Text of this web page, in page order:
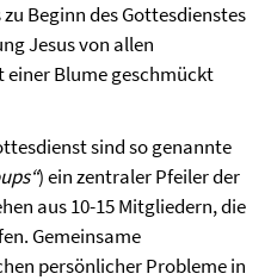
Beginn des Gottesdienstes
Jesus von allen
einer Blume geschmückt
sind so genannte
) ein zentraler Pfeiler der
aus 10-15 Mitgliedern, die
Gemeinsame
persönlicher Probleme in